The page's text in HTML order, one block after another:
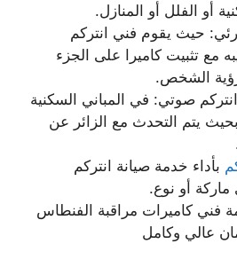
أو الفلل أو المنازل.
حيث يقوم فني انتركم
مع تثبيت كاميرا على الجزء
الشخص.
صوتي: في المباني السكنية
بحيث يتم التحدث مع الزائر عن
بأداء خدمة صيانة انتركم
أو نوع.
فني كاميرات مراقبة الفنطاس
عالي وكامل